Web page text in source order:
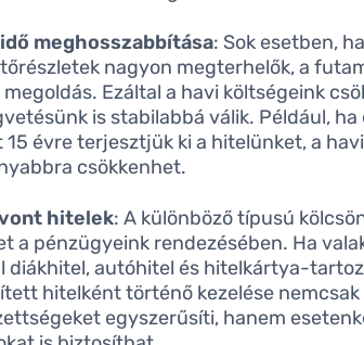
meghosszabbítása: Sok esetben,
nagyon megterhelők, a
Ezáltal a havi költségeink
is stabilabbá válik. Például,
évre terjesztjük ki a hitelünket, a
csökkenhet.
hitelek: A különböző típusú
a pénzügyeink rendezésében. Ha
diákhitel, autóhitel és hitelkártya-
hitelként történő kezelése
egyszerűsíti, hanem